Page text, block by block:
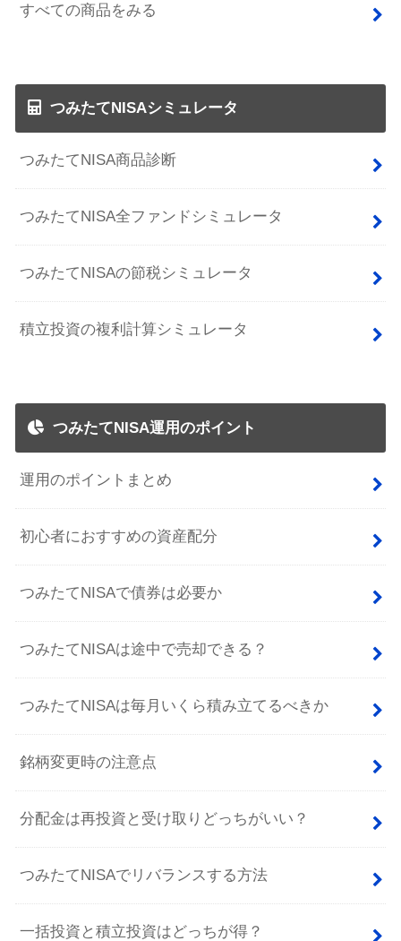
すべての商品をみる
つみたてNISAシミュレータ
つみたてNISA商品診断
つみたてNISA全ファンドシミュレータ
つみたてNISAの節税シミュレータ
積立投資の複利計算シミュレータ
つみたてNISA運用のポイント
運用のポイントまとめ
初心者におすすめの資産配分
つみたてNISAで債券は必要か
つみたてNISAは途中で売却できる？
つみたてNISAは毎月いくら積み立てるべきか
銘柄変更時の注意点
分配金は再投資と受け取りどっちがいい？
つみたてNISAでリバランスする方法
一括投資と積立投資はどっちが得？